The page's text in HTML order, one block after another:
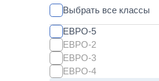
6580
65801
65802
65806
Выбрать все классы
ЕВРО-5
ЕВРО-2
ЕВРО-3
ЕВРО-4